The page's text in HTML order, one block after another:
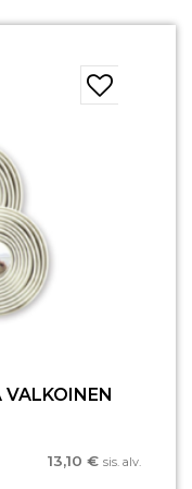
13,10 € sis. alv.